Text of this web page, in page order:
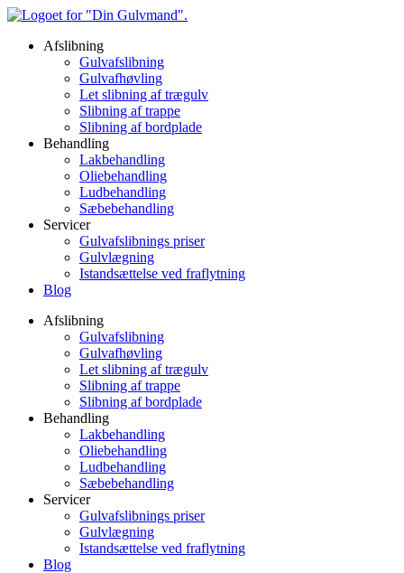
Skip
contentAfslibning
Gulvafslibning
Gulvafhøvling
Let slibning af trægulv
Slibning af trappe
Slibning af bordplade
Behandling
Lakbehandling
Oliebehandling
Ludbehandling
Sæbebehandling
Servicer
Gulvafslibnings priser
Gulvlægning
Istandsættelse ved fraflytning
Blog
Afslibning
Gulvafslibning
Gulvafhøvling
Let slibning af trægulv
Slibning af trappe
Slibning af bordplade
Behandling
Lakbehandling
Oliebehandling
Ludbehandling
Sæbebehandling
Servicer
Gulvafslibnings priser
Gulvlægning
Istandsættelse ved fraflytning
Blog